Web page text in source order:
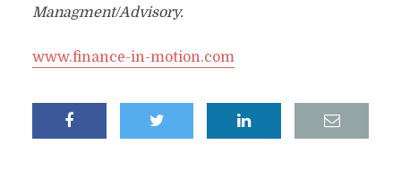
Managment/Advisory.
www.finance-in-motion.com